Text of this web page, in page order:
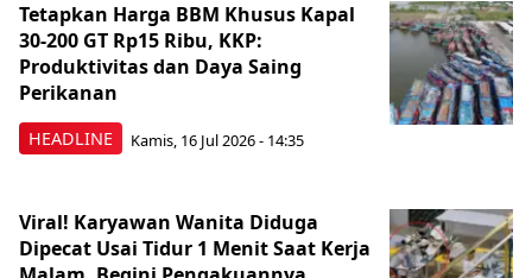
HEADLINE
Tetapkan Harga BBM Khusus Kapal
30-200 GT Rp15 Ribu, KKP:
Produktivitas dan Daya Saing
Perikanan
Kamis, 16 Jul 2026 - 14:35
Viral! Karyawan Wanita Diduga
Dipecat Usai Tidur 1 Menit Saat Kerja